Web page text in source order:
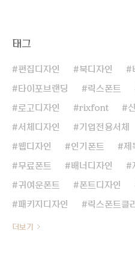
영문 서체 보도..
태그
편집디자인 북디자인
타이포브랜딩 릭스폰트
로고디자인 rixfont
서체디자인 기업전용서체
웹디자인 인기폰트 제
무료폰트 배너디자인
귀여운폰트 폰트디자인
패키지디자인 릭스폰트클
더보기